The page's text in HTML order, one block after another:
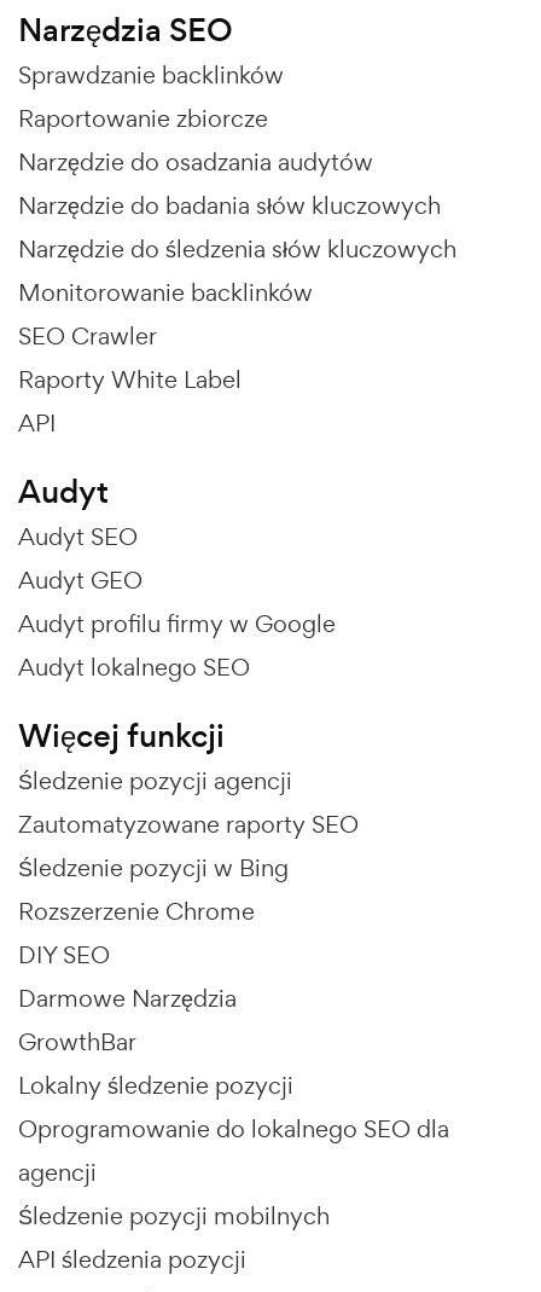
Narzędzia SEO
Sprawdzanie backlinków
Raportowanie zbiorcze
Narzędzie do osadzania audytów
Narzędzie do badania słów kluczowych
Narzędzie do śledzenia słów kluczowych
Monitorowanie backlinków
SEO Crawler
Raporty White Label
API
Audyt
Audyt SEO
Audyt GEO
Audyt profilu firmy w Google
Audyt lokalnego SEO
Więcej funkcji
Śledzenie pozycji agencji
Zautomatyzowane raporty SEO
Śledzenie pozycji w Bing
Rozszerzenie Chrome
DIY SEO
Darmowe Narzędzia
GrowthBar
Lokalny śledzenie pozycji
Oprogramowanie do lokalnego SEO dla
agencji
Śledzenie pozycji mobilnych
API śledzenia pozycji